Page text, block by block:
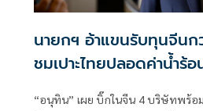
นายกฯ อ้าแขนรับทุนจีนก
ชมเปาะไทยปลอดค่าน้ำร้อ
“อนุทิน” เผย บิ๊กในจีน 4 บริษัทพร้อ